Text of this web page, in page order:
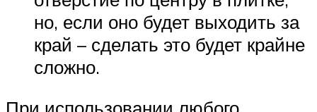
но, если оно будет выходить за
край – сделать это будет крайне
сложно.